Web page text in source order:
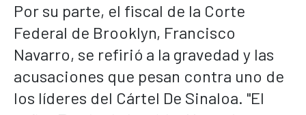
Por su parte, el fiscal de la Corte
Federal de Brooklyn, Francisco
Navarro, se refirió a la gravedad y las
acusaciones que pesan contra uno de
los líderes del Cártel De Sinaloa. "El